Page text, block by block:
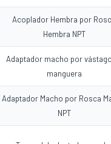
Acoplador Hembra por
Hembra NPT
Adaptador macho por
manguera
Adaptador Macho por Rosca
NPT